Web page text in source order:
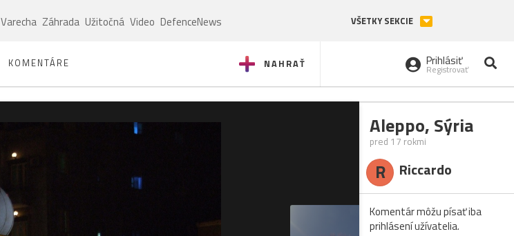
Varecha Záhrada Užitočná Video DefenceNews VŠETKY SEKCIE
NAHRAŤ
KOMENTÁRE Prihlásiť
Registrovať
Aleppo, Sýria
pred 17 rokmi
R Riccardo
Komentár môžu písať iba
prihlásení užívatelia.